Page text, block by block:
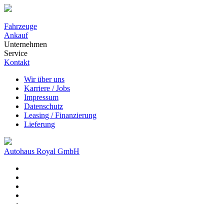
Fahrzeuge
Ankauf
Unternehmen
Service
Kontakt
Wir über uns
Karriere / Jobs
Impressum
Datenschutz
Leasing / Finanzierung
Lieferung
Autohaus Royal GmbH